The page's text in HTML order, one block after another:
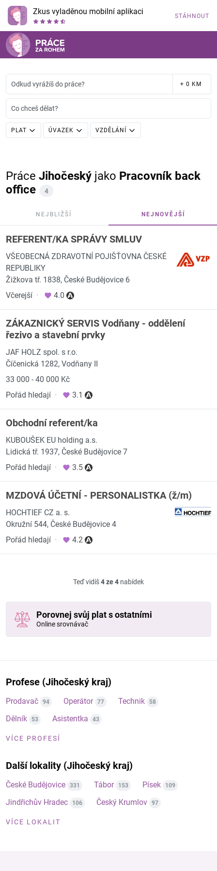
Zkus vyladěnou mobilní aplikaci STÁHNOUT
Odkud vyrážíš do práce? + 0 KM
Co chceš dělat?
PLAT ÚVAZEK VZDĚLÁNÍ
Práce Jihočeský jako Pracovník back
office
4
NEJBLIŽŠÍ NEJNOVĚJŠÍ
REFERENT/KA SPRÁVY SMLUV
VŠEOBECNÁ ZDRAVOTNÍ POJIŠŤOVNA ČESKÉ
REPUBLIKY
Žižkova tř. 1838, České Budějovice 6
Včerejší · 4.0
ZÁKAZNICKÝ SERVIS Vodňany - oddělení
řezivo a stavební prvky
JAF HOLZ spol. s r.o.
Číčenická 1282, Vodňany II
33 000 - 40 000 Kč
Pořád hledají · 3.1
Obchodní referent/ka
KUBOUŠEK EU holding a.s.
Lidická tř. 1937, České Budějovice 7
Pořád hledají · 3.5
MZDOVÁ ÚČETNÍ - PERSONALISTKA (ž/m)
HOCHTIEF CZ a. s.
Okružní 544, České Budějovice 4
Pořád hledají · 4.2
Teď vidíš4 ze 4 nabídek
Porovnej svůj plat s ostatními
Online srovnávač
Profese (Jihočeský kraj)
Prodavač 94 Operátor 77 Technik 58
Dělník 53 Asistentka 43
VÍCE PROFESÍ
Další lokality (Jihočeský kraj)
České Budějovice 331 Tábor 153 Písek 109
Jindřichův Hradec 106 Český Krumlov 97
VÍCE LOKALIT